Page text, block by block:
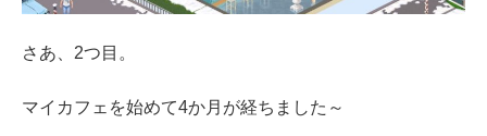
さあ、2つ目。
マイカフェを始めて4か月が経ちました～